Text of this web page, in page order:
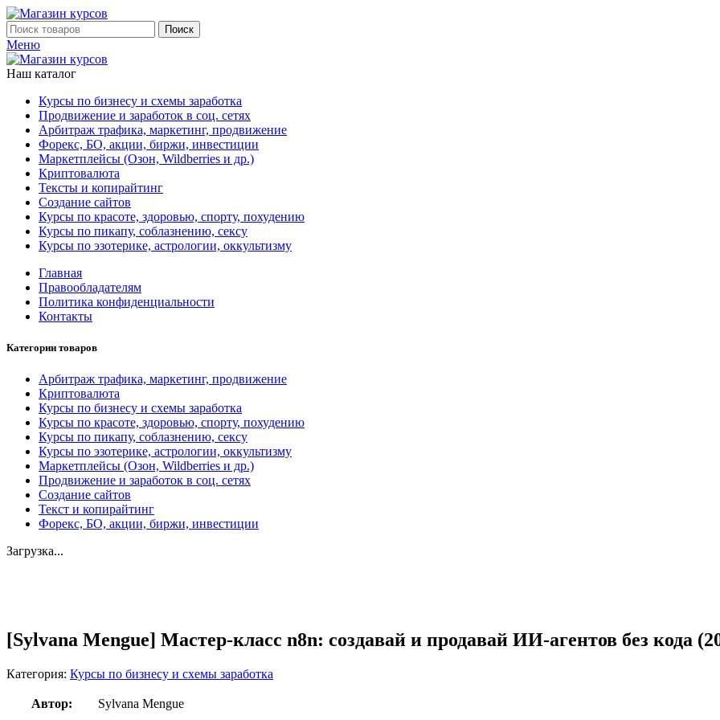
Поиск
Меню
Наш каталог
Курсы по бизнесу и схемы заработка
Продвижение и заработок в соц. сетях
Арбитраж трафика, маркетинг, продвижение
Форекс, БО, акции, биржи, инвестиции
Маркетплейсы (Озон, Wildberries и др.)
Криптовалюта
Тексты и копирайтинг
Создание сайтов
Курсы по красоте, здоровью, спорту, похудению
Курсы по пикапу, соблазнению, сексу
Курсы по эзотерике, астрологии, оккультизму
Главная
Правообладателям
Политика конфиденциальности
Контакты
Категории товаров
Арбитраж трафика, маркетинг, продвижение
Криптовалюта
Курсы по бизнесу и схемы заработка
Курсы по красоте, здоровью, спорту, похудению
Курсы по пикапу, соблазнению, сексу
Курсы по эзотерике, астрологии, оккультизму
Маркетплейсы (Озон, Wildberries и др.)
Продвижение и заработок в соц. сетях
Создание сайтов
Текст и копирайтинг
Форекс, БО, акции, биржи, инвестиции
Загрузка...
[Sylvana Mengue] Мастер-класс n8n: создавай и продавай ИИ-агентов без кода
Категория: Курсы по бизнесу и схемы заработка
Автор: Sylvana Mengue